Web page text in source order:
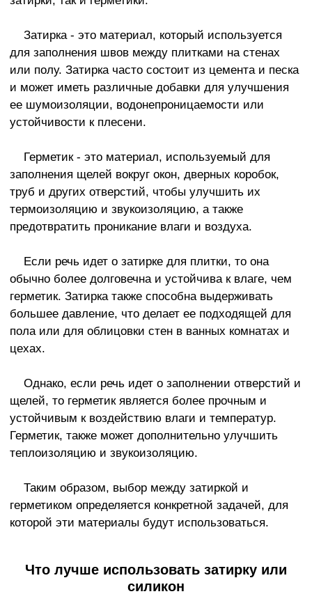
Затирка - это материал, который используется
для заполнения швов между плитками на стенах
или полу. Затирка часто состоит из цемента и песка
и может иметь различные добавки для улучшения
ее шумоизоляции, водонепроницаемости или
устойчивости к плесени.
Герметик - это материал, используемый для
заполнения щелей вокруг окон, дверных коробок,
труб и других отверстий, чтобы улучшить их
термоизоляцию и звукоизоляцию, а также
предотвратить проникание влаги и воздуха.
Если речь идет о затирке для плитки, то она
обычно более долговечна и устойчива к влаге, чем
герметик. Затирка также способна выдерживать
большее давление, что делает ее подходящей для
пола или для облицовки стен в ванных комнатах и
цехах.
Однако, если речь идет о заполнении отверстий и
щелей, то герметик является более прочным и
устойчивым к воздействию влаги и температур.
Герметик, также может дополнительно улучшить
теплоизоляцию и звукоизоляцию.
Таким образом, выбор между затиркой и
герметиком определяется конкретной задачей, для
которой эти материалы будут использоваться.
Что лучше использовать затирку или
силикон